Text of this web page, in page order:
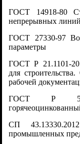
ГОСТ 14918-80
непрерывных
ГОСТ 27330-97
параметры
ГОСТ Р 21.1101-
для
рабочей
ГОСТ Р
СП
промышленных